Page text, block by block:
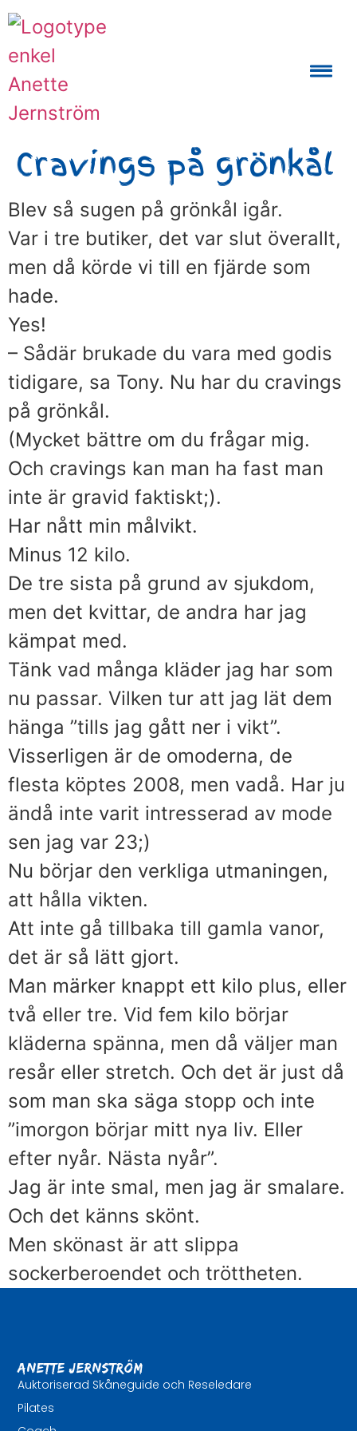
Cravings på grönkål
Blev så sugen på grönkål igår.
Var i tre butiker, det var slut överallt,
men då körde vi till en fjärde som
hade.
Yes!
– Sådär brukade du vara med godis
tidigare, sa Tony. Nu har du cravings
på grönkål.
(Mycket bättre om du frågar mig.
Och cravings kan man ha fast man
inte är gravid faktiskt;).
Har nått min målvikt.
Minus 12 kilo.
De tre sista på grund av sjukdom,
men det kvittar, de andra har jag
kämpat med.
Tänk vad många kläder jag har som
nu passar. Vilken tur att jag lät dem
hänga ”tills jag gått ner i vikt”.
Visserligen är de omoderna, de
flesta köptes 2008, men vadå. Har ju
ändå inte varit intresserad av mode
sen jag var 23;)
Nu börjar den verkliga utmaningen,
att hålla vikten.
Att inte gå tillbaka till gamla vanor,
det är så lätt gjort.
Man märker knappt ett kilo plus, eller
två eller tre. Vid fem kilo börjar
kläderna spänna, men då väljer man
resår eller stretch. Och det är just då
som man ska säga stopp och inte
”imorgon börjar mitt nya liv. Eller
efter nyår. Nästa nyår”.
Jag är inte smal, men jag är smalare.
Och det känns skönt.
Men skönast är att slippa
sockerberoendet och tröttheten.
Anette Jernström
Auktoriserad Skåneguide och Reseledare
Pilates